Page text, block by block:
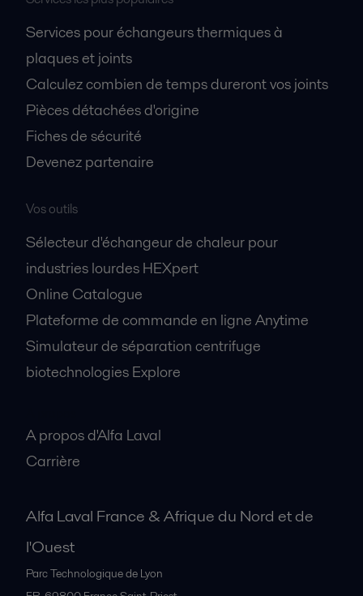
Production agroalimentaire
Les produits alimentaires doivent répondre aux attentes des clients. Les
technologies Alfa Laval de transformation y contribuent : goût et texture
Production laitière
Gamme d'équipements pour la production laitière
Produits d'entretien
La fabrication des produits ménagers nécessite la connaissance des
Services pour échangeurs thermiques à
plaques et joints
Calculez combien de temps dureront vos joints
Pièces détachées d'origine
Fiches de sécurité
Devenez partenaire
Vos outils
Sélecteur d'échangeur de chaleur pour
industries lourdes HEXpert
Online Catalogue
Plateforme de commande en ligne Anytime
Simulateur de séparation centrifuge
biotechnologies Explore
A propos d'Alfa Laval
Carrière
Alfa Laval France & Afrique du Nord et de
l'Ouest
Parc Technologique de Lyon